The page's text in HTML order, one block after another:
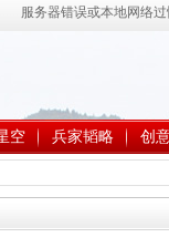
空 兵家韬略 创